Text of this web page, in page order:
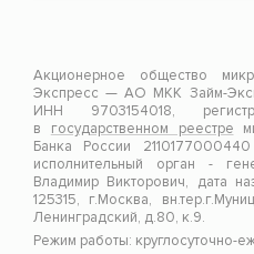
Акционерное общество
Экспресс — АО МКК Займ-
ИНН 9703154018,
в государственном реестре
Банка России
исполнительный орган -
Владимир Викторович, дата
125315, г.Москва,
Ленинградский, д.80, к.9.
Режим работы: круглосуточно-